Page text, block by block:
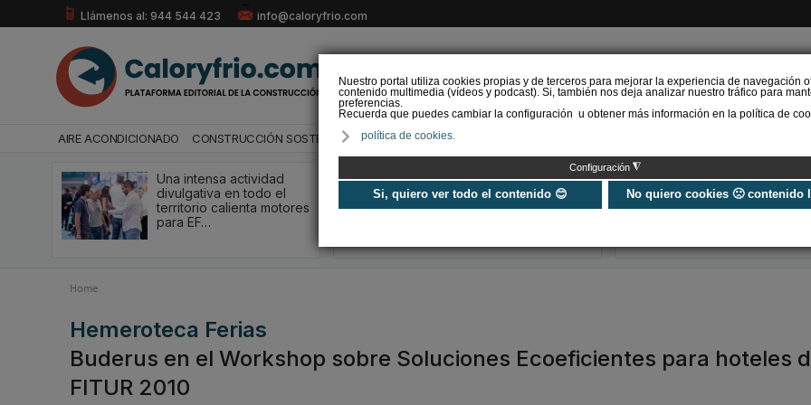
Nuestro portal utiliza cookies propias y de terceros para mejorar la experiencia de navegación
contenido multimedia (vídeos y podcast). Si, también nos deja analizar nuestro tráfico para
preferencias.
Recuerda que puedes cambiar la configuración u obtener más información en la política de
política de cookies.
Configuración ◮
Si, quiero ver todo el contenido 😊 No quiero cookies 🙁 contenido
Llámenos al: 944 544 423 info@caloryfrio.com
AIRE ACONDICIONADO CONSTRUCCIÓN SOSTENIBLE ENERGÍAS RENOVABLES
Una intensa actividad
divulgativa en todo el
territorio calienta motores
para EF…
REBUILD celebra su
décimo aniversario en
2027 renovando su
El XVI
de Sociología
cohesión
Home
Hemeroteca Ferias
Buderus en el Workshop sobre Soluciones Ecoeficientes para hoteles
FITUR 2010